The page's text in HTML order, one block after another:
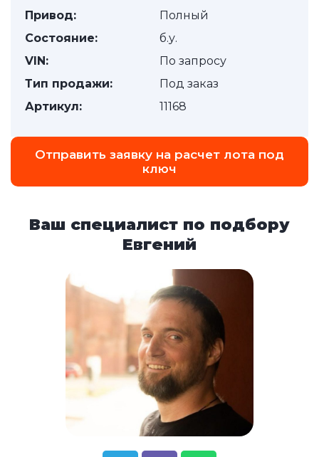
Привод:
Полный
Состояние:
б.у.
VIN:
По запросу
Тип продажи:
Под заказ
Артикул:
11168
Отправить заявку на расчет лота под
ключ
Ваш специалист по подбору
Евгений